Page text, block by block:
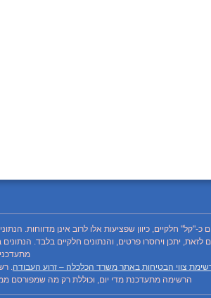
כ-"קל" חלקיים, כיוון שפציעות אלו לרוב אינן
צווי הבטיחות באתר משרד הכלכלה – זרוע העבודה.
הרשימה מתעדכנת מדי יום, וכוללת רק מה שמפורסם